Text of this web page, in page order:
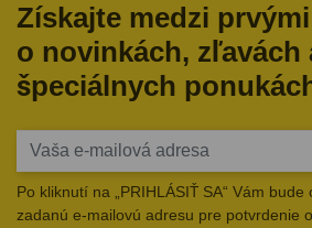
Získajte medzi
o novinkách, zľavách
špeciálnych
Po kliknutí na „PRIHLÁSIŤ SA“ Vám
zadanú e-mailovú adresu pre potvrdenie